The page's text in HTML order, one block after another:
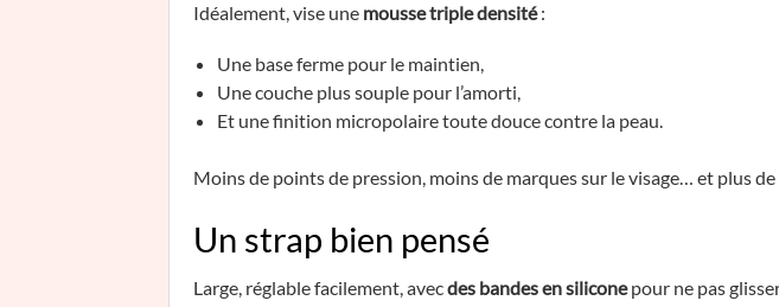
Idéalement, vise une mousse triple densité:
Une base ferme pour le maintien,
Une couche plus souple pour l’amorti,
Et une finition micropolaire toute douce contre la peau.
Moins de points de pression, moins de marques sur le visage… et plus
Un strap bien pensé
Large, réglable facilement, avecdes bandes en siliconepour ne pas